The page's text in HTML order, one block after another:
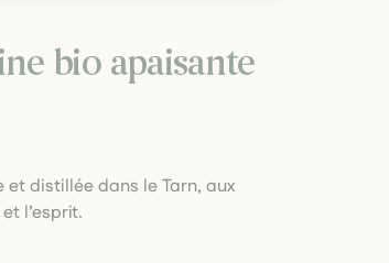
bio apaisante
distillée dans le Tarn, aux
l’esprit.